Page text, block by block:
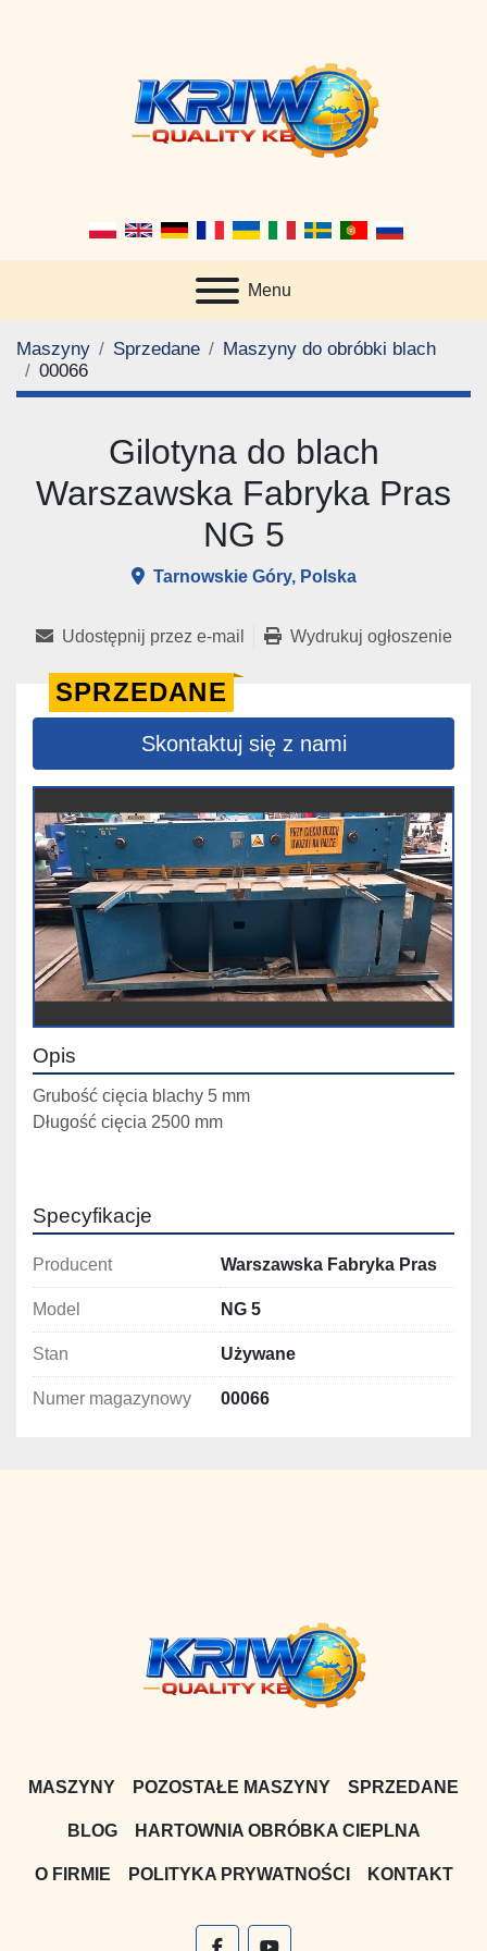
Menu
Maszyny Sprzedane
Maszyny do obróbki blach
00066
Gilotyna do blach
Warszawska Fabryka Pras
NG 5
Tarnowskie Góry, Polska
Udostępnij przez e-mail Wydrukuj ogłoszenie
SPRZEDANE
Skontaktuj się z nami
Opis
Grubość cięcia blachy 5 mm
Długość cięcia 2500 mm
Specyfikacje
Producent Warszawska Fabryka Pras
Model NG 5
Stan Używane
Numer magazynowy 00066
MASZYNY POZOSTAŁE MASZYNY SPRZEDANE
BLOG HARTOWNIA OBRÓBKA CIEPLNA
O FIRMIE POLITYKA PRYWATNOŚCI KONTAKT